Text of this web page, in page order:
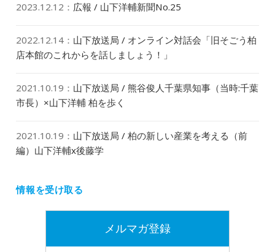
2023.12.12 ： 広報 / 山下洋輔新聞No.25
2022.12.14 ： 山下放送局 / オンライン対話会「旧そごう柏
店本館のこれからを話しましょう！」
2021.10.19 ： 山下放送局 / 熊谷俊人千葉県知事（当時:千葉
市長）×山下洋輔 柏を歩く
2021.10.19 ： 山下放送局 / 柏の新しい産業を考える（前
編）山下洋輔x後藤学
情報を受け取る
メルマガ登録